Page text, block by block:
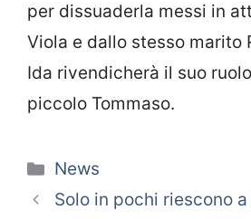
per dissuaderla messi in
Viola e dallo stesso marito
Ida rivendicherà il suo
piccolo Tommaso.
Categorie
News
Solo in pochi riescono